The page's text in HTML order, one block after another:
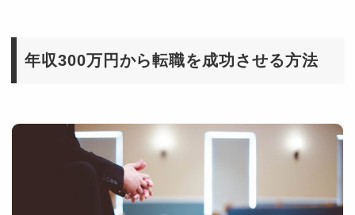
年収300万円から転職を成功させる方法